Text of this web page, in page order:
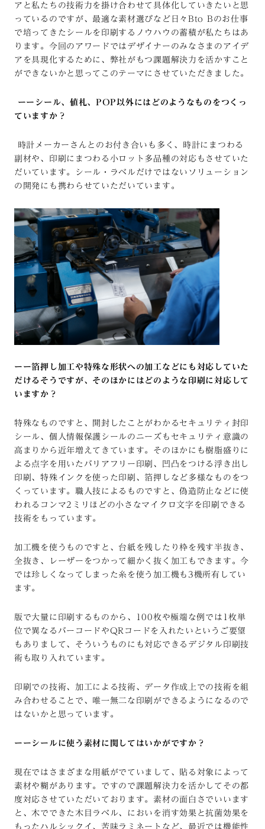
アと私たちの技術力を掛け合わせて具体化していきたいと思
っているのですが、最適な素材選びなど日々 Bto B のお仕事
で培ってきたシールを印刷するノウハウの蓄積が私たちはあ
ります。今回のアワードではデザイナーのみなさまのアイデ
アを具現化するために、弊社がもつ課題解決力を活かすこと
ができないかと思ってこのテーマにさせていただきました。
ーーシール、値札、POP以外にはどのようなものをつくっ
ていますか？
時計メーカーさんとのお付き合いも多く、時計にまつわる
副材や、印刷にまつわる小ロット多品種の対応もさせていた
だいています。シール・ラベルだけではないソリューション
の開発にも携わらせていただいています。
ーー箔押し加工や特殊な形状への加工などにも対応していた
だけるそうですが、そのほかにはどのような印刷に対応して
いますか？
特殊なものですと、開封したことがわかるセキュリティ封印
シール、個人情報保護シールのニーズもセキュリティ意識の
高まりから近年増えてきています。そのほかにも樹脂盛りに
よる点字を用いたバリアフリー印刷、凹凸をつける浮き出し
印刷、特殊インクを使った印刷、箔押しなど多様なものをつ
くっています。職人技によるものですと、偽造防止などに使
われるコンマ2ミリほどの小さなマイクロ文字を印刷できる
技術をもっています。
加工機を使うものですと、台紙を残したり枠を残す半抜き、
全抜き、レーザーをつかって細かく抜く加工もできます。今
では珍しくなってしまった糸を使う加工機も3機所有してい
ます。
版で大量に印刷するものから、100枚や極端な例では1枚単
位で異なるバーコードやQR コードを入れたいというご要望
もありまして、そういうものにも対応できるデジタル印刷技
術も取り入れています。
印刷での技術、加工による技術、データ作成上での技術を組
み合わせることで、唯一無二な印刷ができるようになるので
はないかと思っています。
ーーシールに使う素材に関してはいかがですか？
現在ではさまざまな用紙がでていまして、貼る対象によって
素材や糊があります。ですので課題解決力を活かしてその都
度対応させていただいております。素材の面白さでいいます
と、木でできた木目ラベル、においを消す効果と抗菌効果を
もったハルシックイ、苦味ラミネートなど、最近では機能性